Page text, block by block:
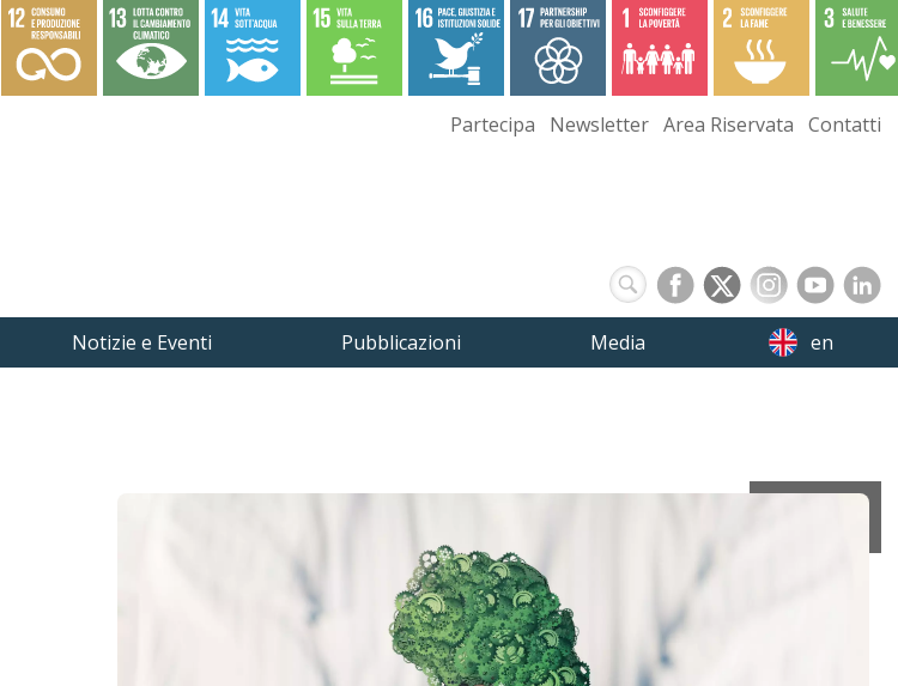
Partecipa Newsletter Area Riservata Contatti
Notizie e Eventi Pubblicazioni Media en